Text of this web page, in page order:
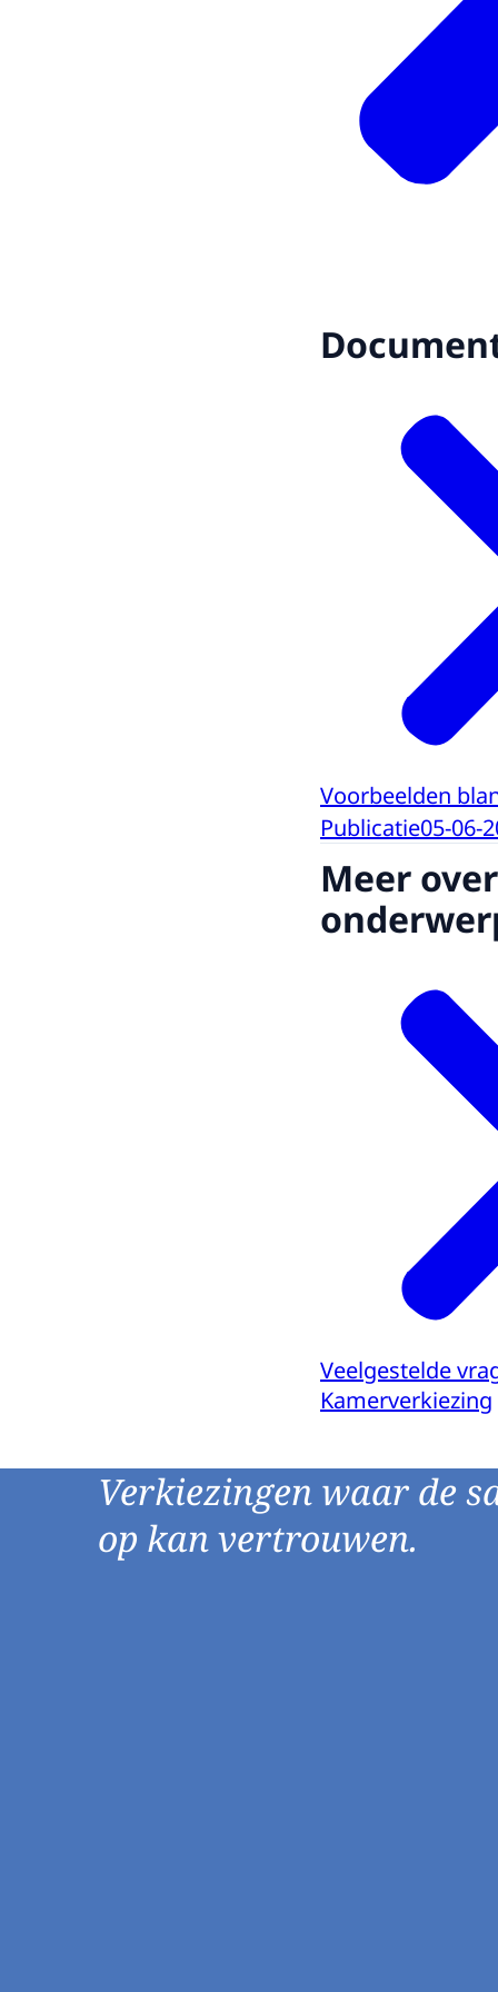
Voorbeelden
Publicatie05-06-
Meer
Veelgestelde
Kamerverkiezing
Verkiezingen waar de
op kan vertrouwen.